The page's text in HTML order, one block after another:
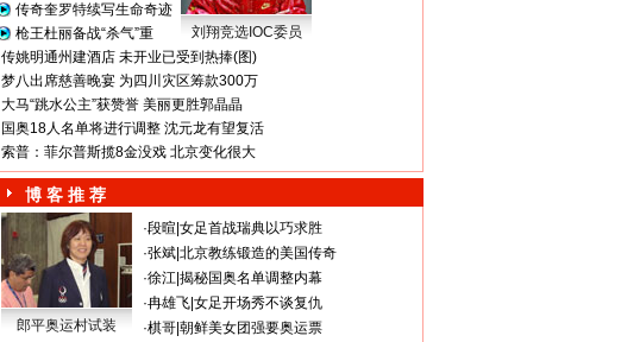
传奇奎罗特续写生命奇迹
枪王杜丽备战“杀气”重
刘翔竞选IOC委员
传姚明通州建酒店 未开业已受到热捧(图)
梦八出席慈善晚宴 为四川灾区筹款300万
大马“跳水公主”获赞誉 美丽更胜郭晶晶
国奥18人名单将进行调整 沈元龙有望复活
索普：菲尔普斯揽8金没戏 北京变化很大
博 客 推 荐
郎平奥运村试装
·段暄 女足首战瑞典以巧求胜
·张斌 北京教练锻造的美国传奇
·徐江 揭秘国奥名单调整内幕
·冉雄飞 女足开场秀不谈复仇
·棋哥 朝鲜美女团强要奥运票